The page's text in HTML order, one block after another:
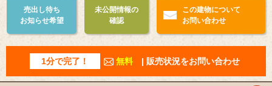
売出し待ち
お知らせ希望
未公開情報の
確認
この建物について
お問い合わせ
1分で完了！ 無料 | 販売状況をお問い合わせ